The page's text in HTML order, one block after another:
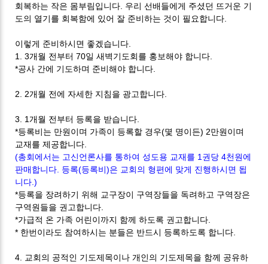
회복하는 작은 몸부림입니다 우리 선배들에게 주셨던 뜨거운 기
도의 열기를 회복함에 있어 잘 준비하는 것이 필요합니다
이렇게 준비하시면 좋겠습니다
1. 3개월 전부터70일 새벽기도회를 홍보해야 합니다
*공사 간에 기도하며 준비해야 합니다
2. 2개월 전에 자세한 지침을 광고합니다
3. 1 개월 전부터 등록을 받습니다
*등록비는 만원이며 가족이 등록할 경우(몇 명이든) 2만원이며
교재를 제공합니다
(총회에서는 고신언론사를 통하여 성도용 교재를 1권당 4천원에
판매합니다. 등록(등록비)은 교회의 형편에 맞게 진행하시면 됩
니다.)
*등록을 장려하기 위해 교구장이 구역장들을 독려하고 구역장은
구역원들을 권고합니다
*가급적 온 가족 어린이까지 함께 하도록 권고합니다
* 한번이라도 참여하시는 분들은 반드시 등록하도록 합니다
4. 교회의 공적인 기도제목이나 개인의 기도제목을 함께 공유하